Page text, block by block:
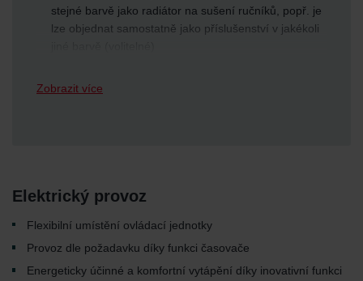
stejné barvě jako radiátor na sušení ručníků, popř. je
lze objednat samostatně jako příslušenství v jakékoli
Zobrazit více
Elektrický provoz
Flexibilní umístění ovládací jednotky
Provoz dle požadavku díky funkci časovače
Energeticky účinné a komfortní vytápění díky inovativní funkci